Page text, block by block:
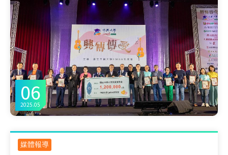
06
2025.05
媒體報導